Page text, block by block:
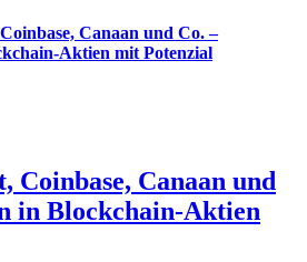
Canaan und Co. –
Aktien mit Potenzial
Coinbase, Canaan und
in Blockchain-Aktien